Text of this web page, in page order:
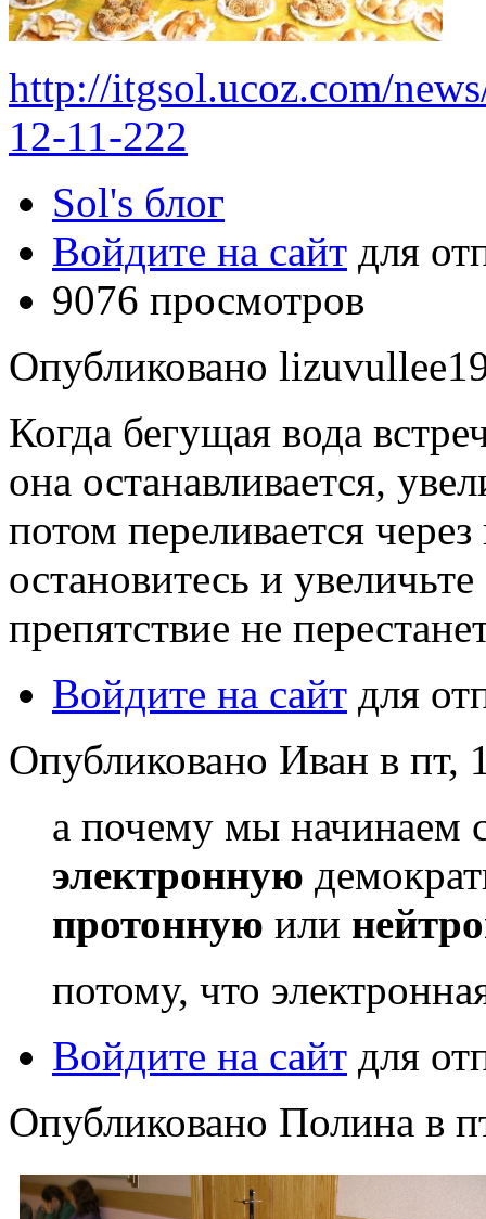
http://itgsol.ucoz.com/
12-11-222
Sol's блог
Войдите на сайт для
9076 просмотров
Опубликовано
Когда бегущая вода
она останавливается,
потом переливается
остановитесь и
препятствие не
Войдите на сайт для
Опубликовано Иван в пт,
а почему мы начинаем
электронную
протонную или
потому, что
Войдите на сайт для
Опубликовано Полина в